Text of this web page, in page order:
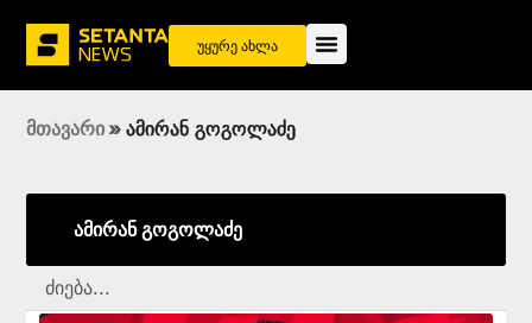
უყურე ახლა
მთავარი » ამირან გოგოლაძე
ამირან გოგოლაძე